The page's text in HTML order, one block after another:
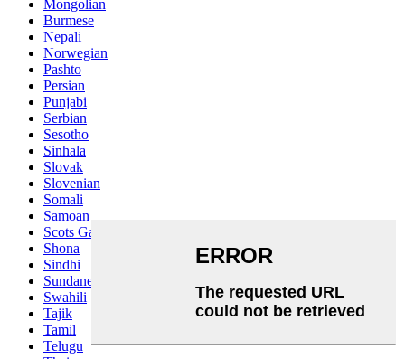
Mongolian
Burmese
Nepali
Norwegian
Pashto
Persian
Punjabi
Serbian
Sesotho
Sinhala
Slovak
Slovenian
Somali
Samoan
Scots Gaelic
Shona
Sindhi
Sundanese
Swahili
Tajik
Tamil
Telugu